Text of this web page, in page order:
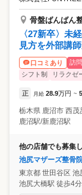
骨盤ばんばん
〈27新卒〉未
見方を外部講
口コミあり 訪問
シフト制
リラクゼ
正 月給 28.9万円 ~
栃木県 鹿沼市 西茂
鹿沼駅/新鹿沼駅
他の店舗でも募集
池尻マザーズ整骨
東京都 世田谷区 池
池尻大橋駅 徒歩4